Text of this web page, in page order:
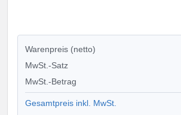
Warenpreis (netto)
MwSt.-Satz
MwSt.-Betrag
Gesamtpreis inkl. MwSt.